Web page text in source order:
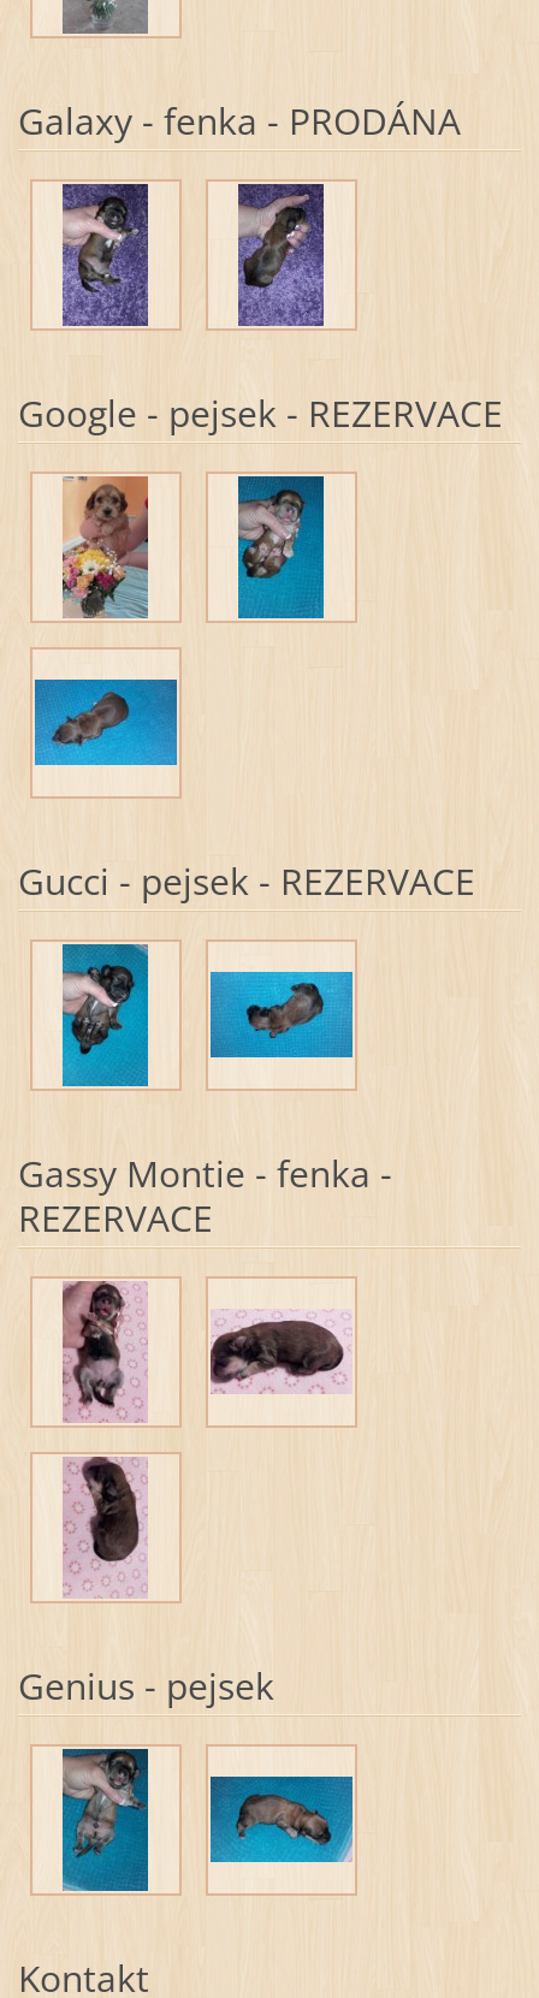
Galaxy - fenka - PRODÁNA
Google - pejsek - REZERVACE
Gucci - pejsek - REZERVACE
Gassy Montie - fenka -
REZERVACE
Genius - pejsek
Kontakt